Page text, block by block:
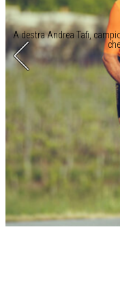
A destra Andrea Tafi,